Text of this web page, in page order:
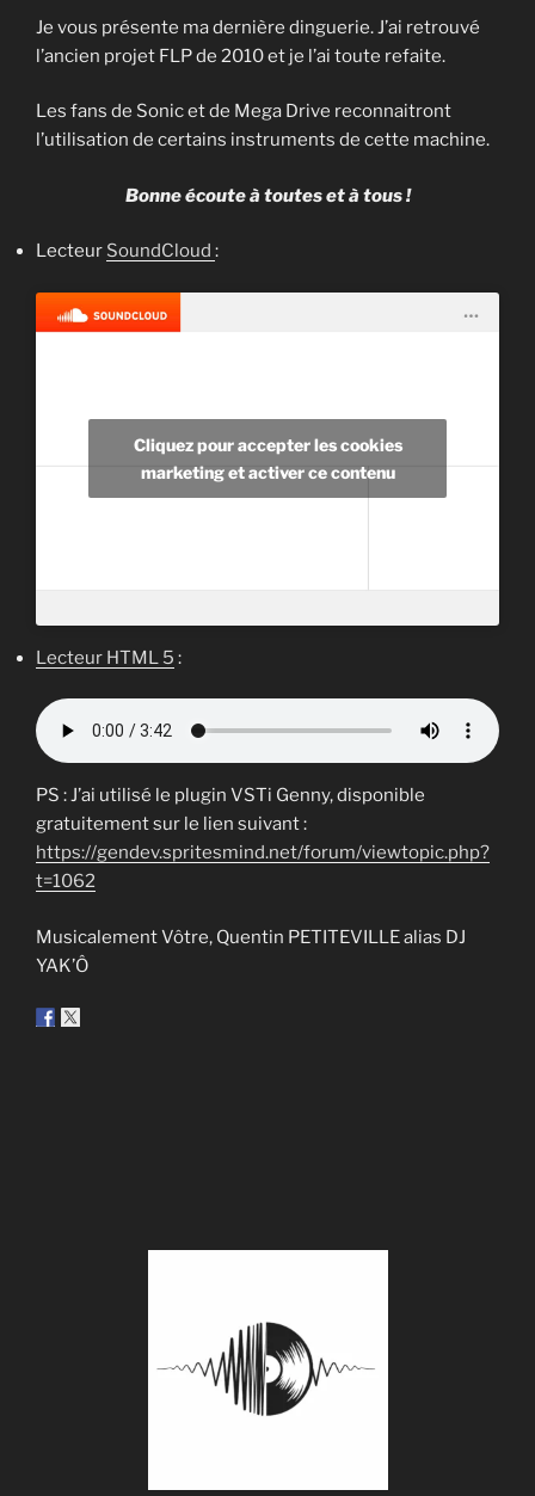
Je vous présente ma dernière dinguerie. J’ai retrouvé
l’ancien projet FLP de 2010 et je l’ai toute refaite.
Les fans de Sonic et de Mega Drive reconnaitront
l’utilisation de certains instruments de cette machine.
Bonne écoute à toutes et à tous !
Lecteur SoundCloud :
Cliquez pour accepter les cookies
marketing et activer ce contenu
Lecteur HTML 5 :
PS : J’ai utilisé le plugin VSTi Genny, disponible
gratuitement sur le lien suivant :
https://gendev.spritesmind.net/forum/viewtopic.php?
t=1062
Musicalement Vôtre, Quentin PETITEVILLE alias DJ
YAK’Ô